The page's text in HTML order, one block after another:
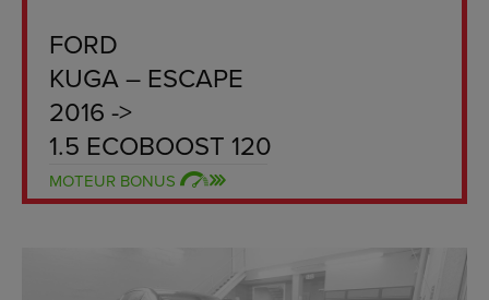
FORD
KUGA – ESCAPE
2016 ->
1.5 ECOBOOST 120
MOTEUR BONUS